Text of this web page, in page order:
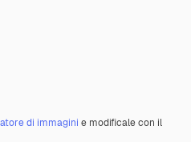
di immagini e modificale con il